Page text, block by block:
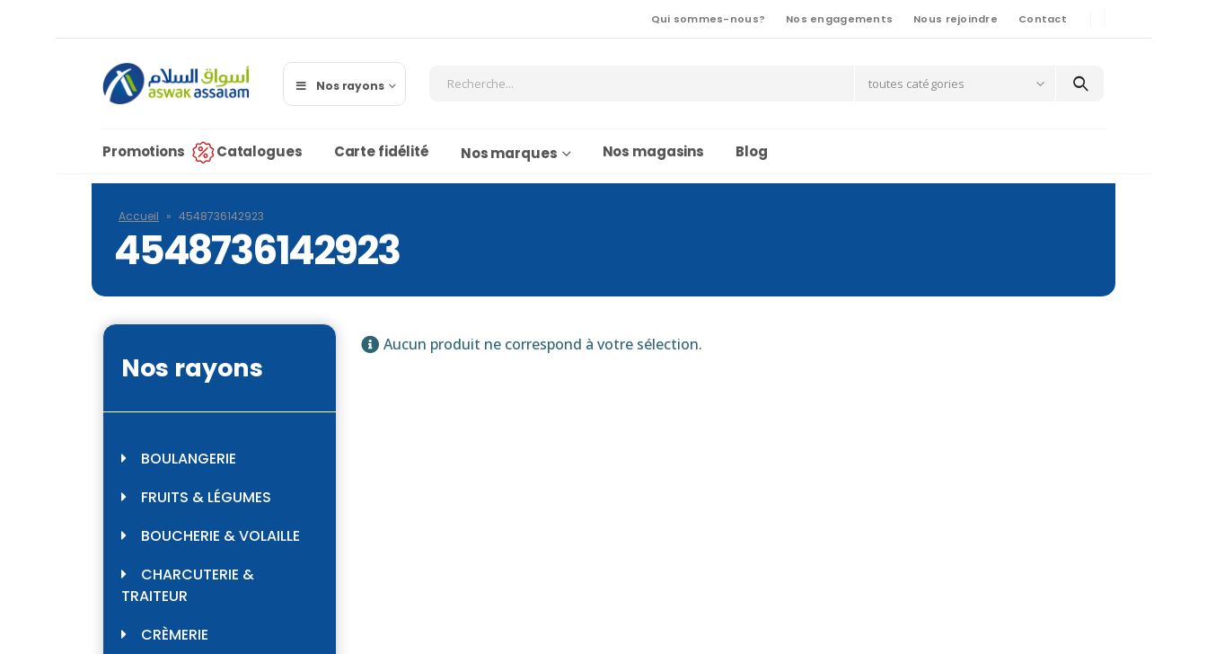
Qui sommes-nous? Nos engagements Nous rejoindre Contact
Nos rayons toutes catégories
Promotions Catalogues Carte fidélité Nos marques Nos magasins Blog
Accueil » 4548736142923
4548736142923
Aucun produit ne correspond à votre sélection.
Nos rayons
BOULANGERIE
FRUITS & LÉGUMES
BOUCHERIE & VOLAILLE
CHARCUTERIE &
TRAITEUR
CRÈMERIE